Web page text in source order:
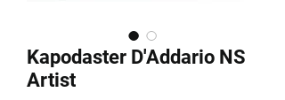
Kapodaster D'Addario NS
Artist